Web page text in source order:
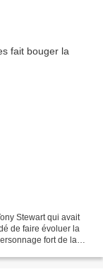
Stewart qui avait
de faire évoluer la
fort de la